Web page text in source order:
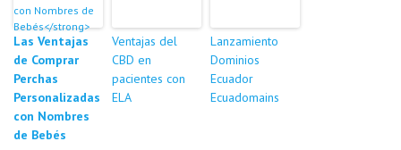
Las Ventajas
de Comprar
Perchas
Personalizadas
con Nombres
de Bebés
Ventajas del
CBD en
pacientes con
ELA
Lanzamiento
Dominios
Ecuador
Ecuadomains